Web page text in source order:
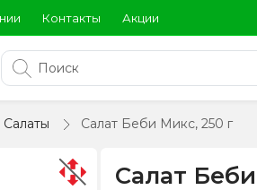
Контакты Акции
Салаты Салат Беби Микс, 250 г
Салат